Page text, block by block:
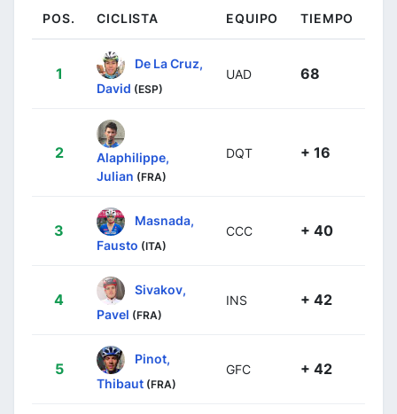
POS. CICLISTA EQUIPO TIEMPO
1
De La Cruz,
David (ESP)
UAD 68
2
Alaphilippe,
Julian (FRA)
DQT + 16
3
Masnada,
Fausto (ITA)
CCC + 40
4
Sivakov,
Pavel (FRA)
INS + 42
5
Pinot,
Thibaut (FRA)
GFC + 42